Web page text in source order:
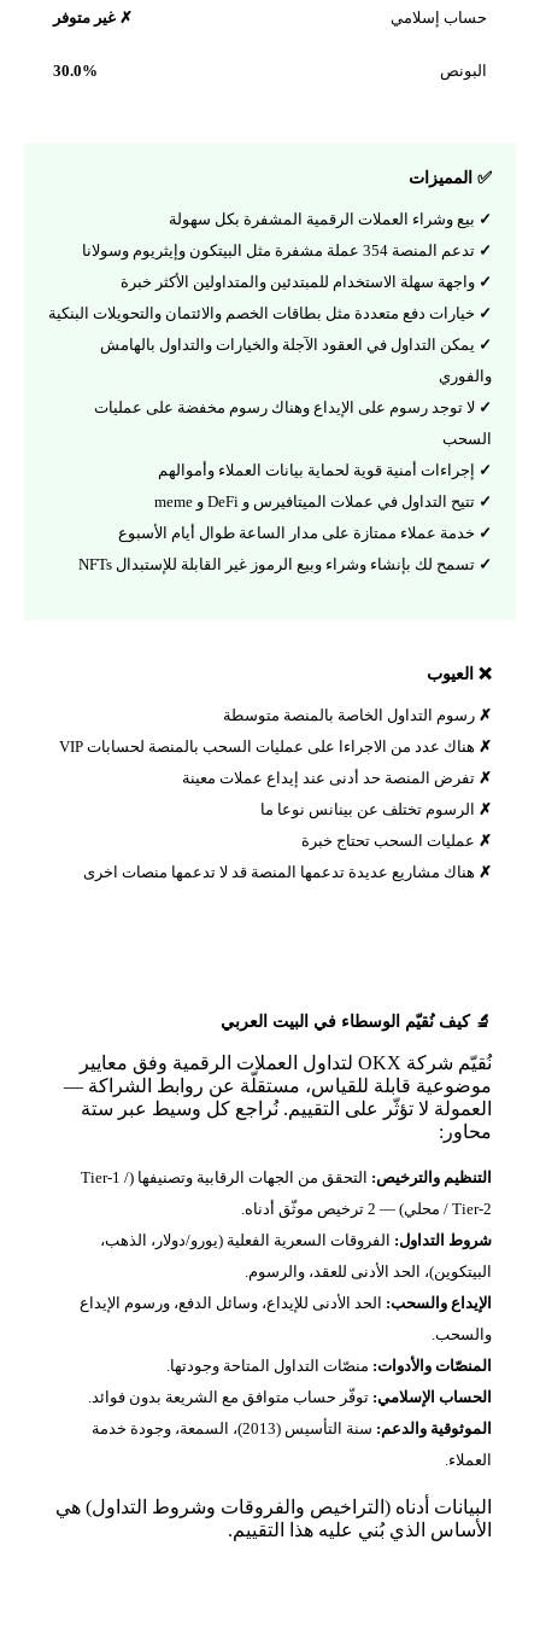
حساب إسلامي ✗ غير متوفر
البونص 30.0%
✅ المميزات
بيع وشراء العملات الرقمية المشفرة بكل سهولة
تدعم المنصة 354 عملة مشفرة مثل البيتكون وإيثريوم وسولانا
واجهة سهلة الاستخدام للمبتدئين والمتداولين الأكثر خبرة
خيارات دفع متعددة مثل بطاقات الخصم والائتمان والتحويلات البنكية
يمكن التداول في العقود الآجلة والخيارات والتداول بالهامش
والفوري
لا توجد رسوم على الإيداع وهناك رسوم مخفضة على عمليات
السحب
إجراءات أمنية قوية لحماية بيانات العملاء وأموالهم
تتيح التداول في عملات الميتافيرس و DeFi و meme
خدمة عملاء ممتازة على مدار الساعة طوال أيام الأسبوع
تسمح لك بإنشاء وشراء وبيع الرموز غير القابلة للإستبدال NFTs
❌ العيوب
رسوم التداول الخاصة بالمنصة متوسطة
هناك عدد من الاجراءا على عمليات السحب بالمنصة لحسابات VIP
تفرض المنصة حد أدنى عند إيداع عملات معينة
الرسوم تختلف عن بينانس نوعا ما
عمليات السحب تحتاج خبرة
هناك مشاريع عديدة تدعمها المنصة قد لا تدعمها منصات اخرى
🔬 كيف نُقيّم الوسطاء في البيت العربي
نُقيّم شركة OKX لتداول العملات الرقمية وفق معايير
موضوعية قابلة للقياس، مستقلّة عن روابط الشراكة —
العمولة لا تؤثّر على التقييم. نُراجع كل وسيط عبر ستة
محاور:
التنظيم والترخيص:
التحقق من الجهات الرقابية وتصنيفها (Tier‑1 /
Tier‑2 / محلي) — 2 ترخيص موثّق أدناه.
شروط التداول: الفروقات السعرية الفعلية (يورو/دولار، الذهب،
البيتكوين)، الحد الأدنى للعقد، والرسوم.
الإيداع والسحب: الحد الأدنى للإيداع، وسائل الدفع، ورسوم الإيداع
والسحب.
المنصّات والأدوات: منصّات التداول المتاحة وجودتها.
الحساب الإسلامي: توفّر حساب متوافق مع الشريعة بدون فوائد.
الموثوقية والدعم:
سنة التأسيس (2013)، السمعة، وجودة خدمة
العملاء.
البيانات أدناه (التراخيص والفروقات وشروط التداول) هي
الأساس الذي بُني عليه هذا التقييم.